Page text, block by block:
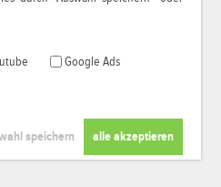
Google Ads